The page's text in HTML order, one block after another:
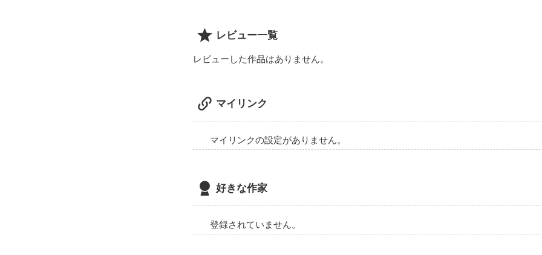
レビュー一覧
レビューした作品はありません。
マイリンク
マイリンクの設定がありません。
好きな作家
登録されていません。